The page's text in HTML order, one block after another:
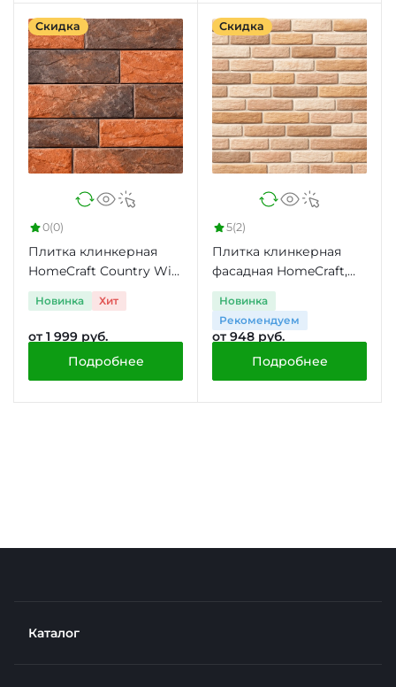
Скидка
0(0)
Плитка клинкерная
HomeCraft Country Wis,
0.5 м2
Новинка Хит
от 1 999 руб.
Подробнее
Скидка
5(2)
Плитка клинкерная
фасадная HomeCraft,
0.53 м2
Новинка
Рекомендуем
от 948 руб.
Подробнее
Каталог